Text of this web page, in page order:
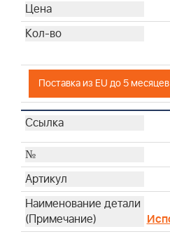
Поставка из EU до 5